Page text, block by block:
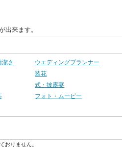
出来ます。
潔さ
ウエディングプランナー
装花
式・披露宴
フォト・ムービー
おりません。